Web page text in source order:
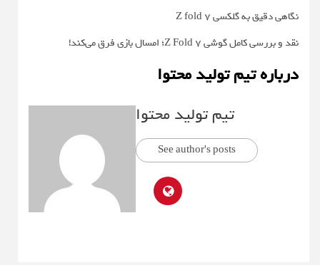
نگاهی دقیق به گلکسی Z fold 7
نقد و بررسی کامل گوشی Z Fold 7؛ امسال بازی فرق می‌کند!
درباره تیم تولید محتوا
تیم تولید محتوا
See author's posts